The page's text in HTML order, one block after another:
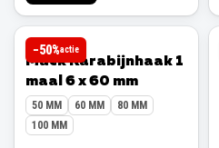
−50%actie
MACK
Mack Karabijnhaak 1
maal 6 x 60 mm
50 MM 60 MM
80 MM
100 MM